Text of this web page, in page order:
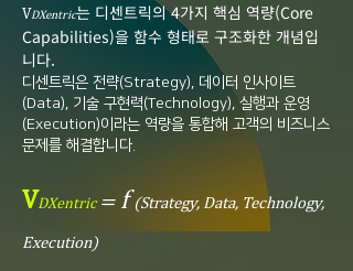
VDXentric는 디센트릭의 4가지 핵심 역량(Core
Capabilities)을 함수 형태로 구조화한 개념입
니다.
디센트릭은 전략(Strategy), 데이터 인사이트
(Data), 기술 구현력(Technology), 실행과 운영
(Execution)이라는 역량을 통합해 고객의 비즈니스
문제를 해결합니다.
VDXentric =f (Strategy, Data, Technology,
Execution)